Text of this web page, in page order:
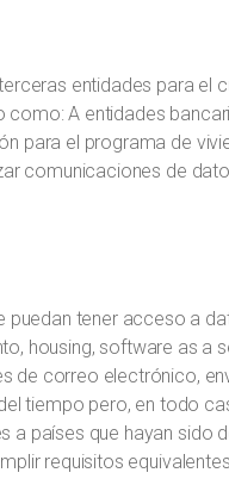
entidades para el
A entidades
para el programa de
comunicaciones de
tener acceso a
housing, software as a
de correo electrónico,
tiempo pero, en todo
a países que hayan sido
requisitos